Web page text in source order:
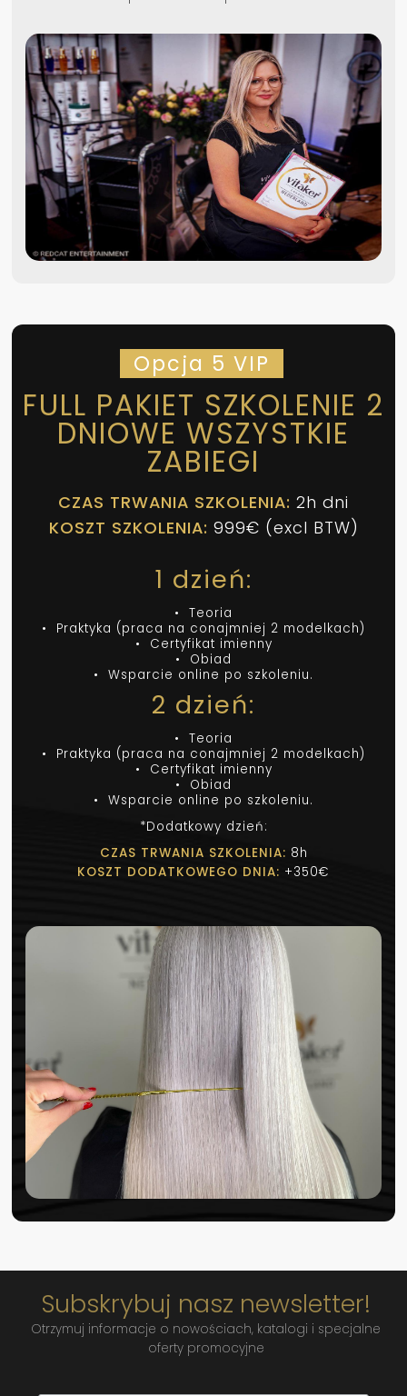
Opcja 5 VIP
FULL PAKIET SZKOLENIE 2
DNIOWE WSZYSTKIE
ZABIEGI
CZAS TRWANIA SZKOLENIA: 2h dni
KOSZT SZKOLENIA: 999€ (excl BTW)
1 dzień:
• Teoria
• Praktyka (praca na conajmniej 2 modelkach)
• Certyfikat imienny
• Obiad
• Wsparcie online po szkoleniu.
2 dzień:
• Teoria
• Praktyka (praca na conajmniej 2 modelkach)
• Certyfikat imienny
• Obiad
• Wsparcie online po szkoleniu.
*Dodatkowy dzień:
CZAS TRWANIA SZKOLENIA: 8h
KOSZT DODATKOWEGO DNIA: +350€
Subskrybuj nasz newsletter!
Otrzymuj informacje o nowościach, katalogi i specjalne
oferty promocyjne